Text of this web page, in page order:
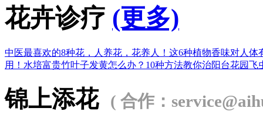
花卉诊疗 (更多)
中医最喜欢的8种花，人养花，花养人！ 这6种植物香味对人体
用！ 水培富贵竹叶子发黄怎么办？ 10种方法教你治阳台花园飞
锦上添花 ( 合作：